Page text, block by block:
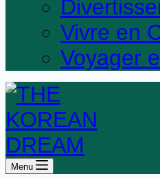
Vivre en
Voyager
Menu